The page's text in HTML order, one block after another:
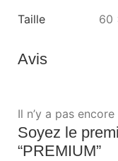
Taille
60
Avis
Il n’y a pas encore
Soyez le
“PREMIUM”